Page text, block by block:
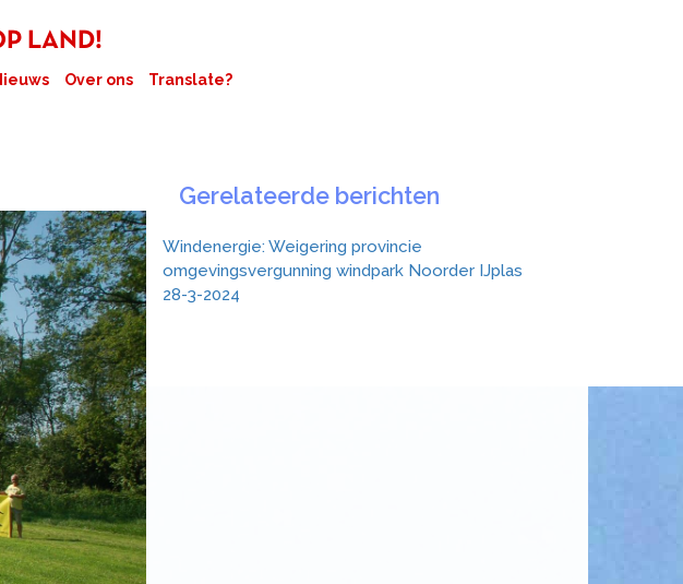
LAND!
Over ons Translate?
Gerelateerde berichten
Windenergie: Weigering provincie
omgevingsvergunning windpark Noorder IJplas
28-3-2024